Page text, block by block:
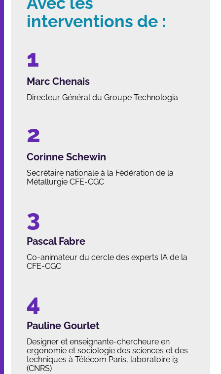
interventions de :
Marc Chenais
Directeur Général du Groupe Technologia
Corinne Schewin
Secrétaire nationale à la Fédération de la
Métallurgie CFE-CGC
Pascal Fabre
Co-animateur du cercle des experts IA de la
CFE-CGC
Pauline Gourlet
Designer et enseignante-chercheure en
ergonomie et sociologie des sciences et des
techniques à Télécom Paris, laboratoire i3
(CNRS)